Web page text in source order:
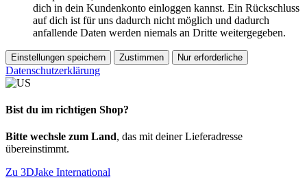
dich in dein Kundenkonto einloggen kannst. Ein Rückschluss
auf dich ist für uns dadurch nicht möglich und dadurch
anfallende Daten werden niemals an Dritte weitergegeben.
Einstellungen speichern Zustimmen Nur erforderliche
Datenschutzerklärung
Bist du im richtigen Shop?
Bitte wechsle zum Land, das mit deiner Lieferadresse
übereinstimmt.
Zu 3DJake International